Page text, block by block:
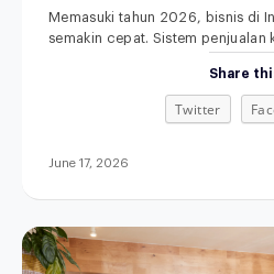
Anda
Memasuki tahun 2026, bisnis di
semakin cepat. Sistem penjualan
POS terbaik untuk bisnis retail,
menjadi langkah penting untuk
operasional. Di saat yang sama,
bisnis terintegrasi. Aplikasi kasir
Share
Twitter
June 17, 2026